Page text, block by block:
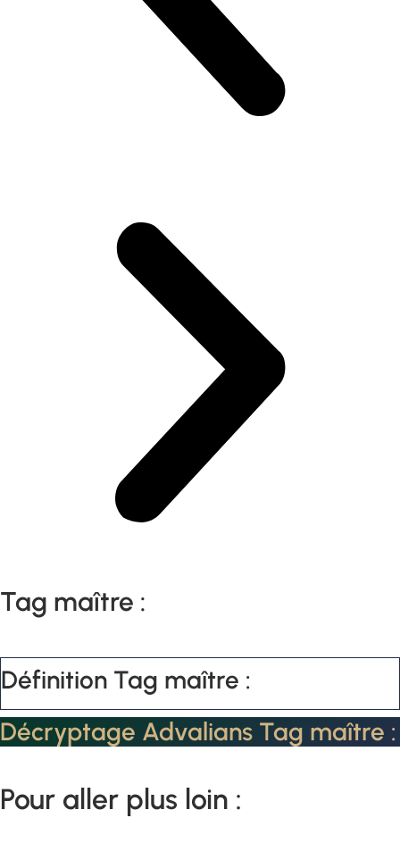
Tag maître :
Définition Tag maître :
Décryptage Advalians Tag maître :
Pour aller plus loin :